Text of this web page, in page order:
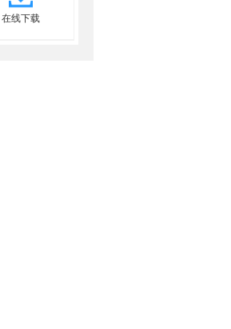
在线下载